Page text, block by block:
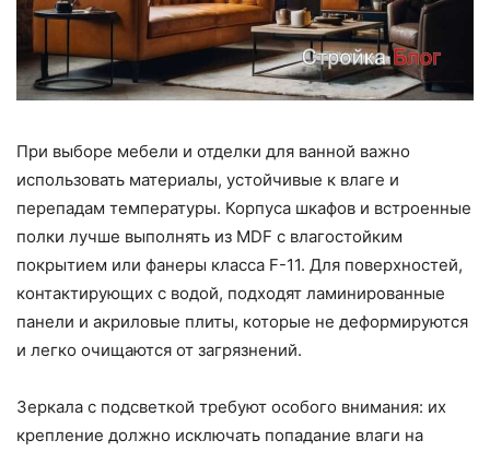
При выборе мебели и отделки для ванной важно
использовать материалы, устойчивые к влаге и
перепадам температуры. Корпуса шкафов и встроенные
полки лучше выполнять из MDF с влагостойким
покрытием или фанеры класса F-11. Для поверхностей,
контактирующих с водой, подходят ламинированные
панели и акриловые плиты, которые не деформируются
и легко очищаются от загрязнений.
Зеркала с подсветкой требуют особого внимания: их
крепление должно исключать попадание влаги на